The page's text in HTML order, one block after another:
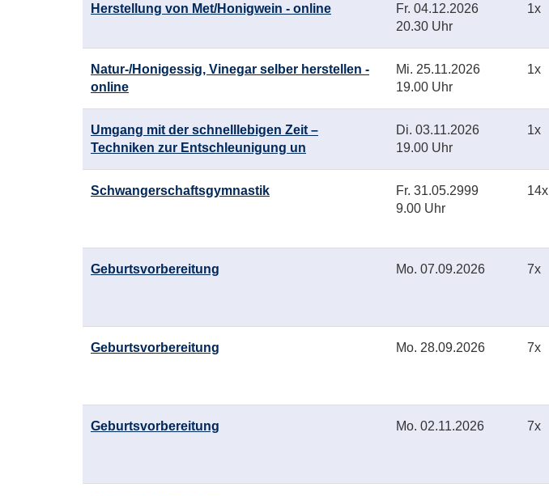
Herstellung von Met/Honigwein - online Fr. 04.12.2026
20.30 Uhr
1x
Natur-/Honigessig, Vinegar selber herstellen -
online
Mi. 25.11.2026
19.00 Uhr
1x
Umgang mit der schnelllebigen Zeit –
Techniken zur Entschleunigung un
Di. 03.11.2026
19.00 Uhr
1x
Schwangerschaftsgymnastik Fr. 31.05.2999
9.00 Uhr
14x
Geburtsvorbereitung Mo. 07.09.2026 7x
Geburtsvorbereitung Mo. 28.09.2026 7x
Geburtsvorbereitung Mo. 02.11.2026 7x